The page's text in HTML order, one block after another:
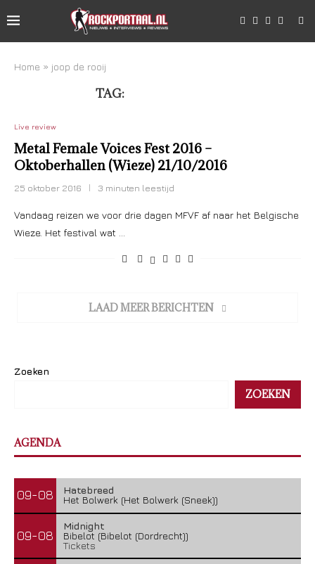
Home » joop de rooij
TAG:
Live review
Metal Female Voices Fest 2016 –
Oktoberhallen (Wieze) 21/10/2016
25 oktober 2016 3 minuten leestijd
Vandaag reizen we voor drie dagen MFVF af naar het Belgische
Wieze. Het festival wat …
LAAD MEER BERICHTEN
Zoeken
ZOEKEN
AGENDA
09-08
Hatebreed
Het Bolwerk (Het Bolwerk (Sneek))
09-08
Midnight
Bibelot (Bibelot (Dordrecht))
Tickets